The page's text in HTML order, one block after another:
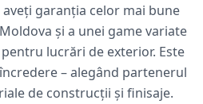
garanția celor mai bune
și a unei game variate
lucrări de exterior. Este
– alegând partenerul
de construcții și finisaje.